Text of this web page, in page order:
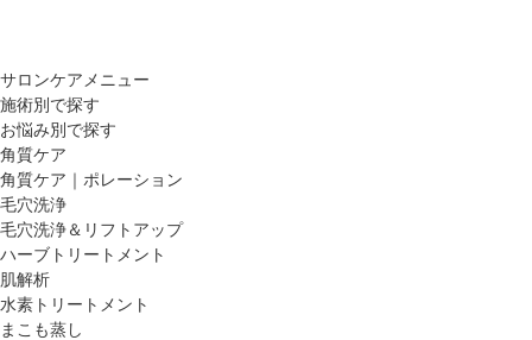
サロンケアメニュー
施術別で探す
お悩み別で探す
角質ケア
角質ケア｜ポレーション
毛穴洗浄
毛穴洗浄＆リフトアップ
ハーブトリートメント
肌解析
水素トリートメント
まこも蒸し